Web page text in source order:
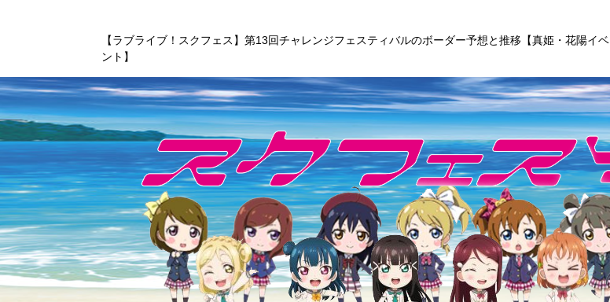
【ラブライブ！スクフェス】第13回チャレンジフェスティバルのボーダー予想と推移【真姫・花陽イベ
ント】